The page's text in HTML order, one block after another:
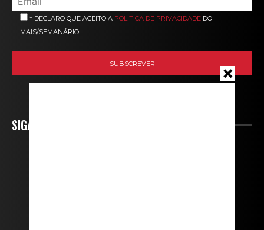
* DECLARO QUE ACEITO A POLÍTICA DE PRIVACIDADE DO
MAIS/SEMANÁRIO
SIGA-NOS